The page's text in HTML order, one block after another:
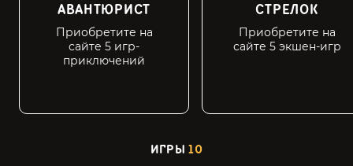
АВАНТЮРИСТ
Приобретите на
сайте 5 игр-
приключений
СТРЕЛОК
Приобретите на
сайте 5 экшен-игр
ИГРЫ 10